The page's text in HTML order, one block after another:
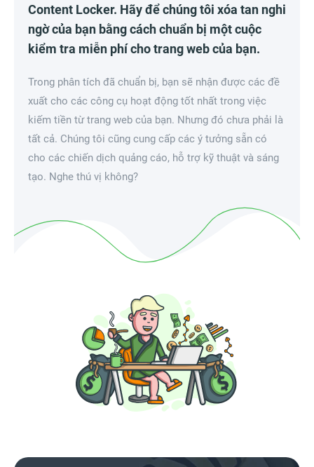
Content Locker. Hãy để chúng tôi xóa tan nghi
ngờ của bạn bằng cách chuẩn bị một cuộc
kiểm tra miễn phí cho trang web của bạn.
Trong phân tích đã chuẩn bị, bạn sẽ nhận được các đề
xuất cho các công cụ hoạt động tốt nhất trong việc
kiếm tiền từ trang web của bạn. Nhưng đó chưa phải là
tất cả. Chúng tôi cũng cung cấp các ý tưởng sẵn có
cho các chiến dịch quảng cáo, hỗ trợ kỹ thuật và sáng
tạo. Nghe thú vị không?